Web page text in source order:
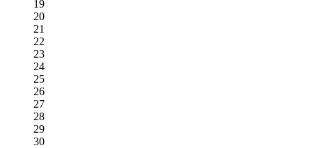
19
20
21
22
23
24
25
26
27
28
29
30